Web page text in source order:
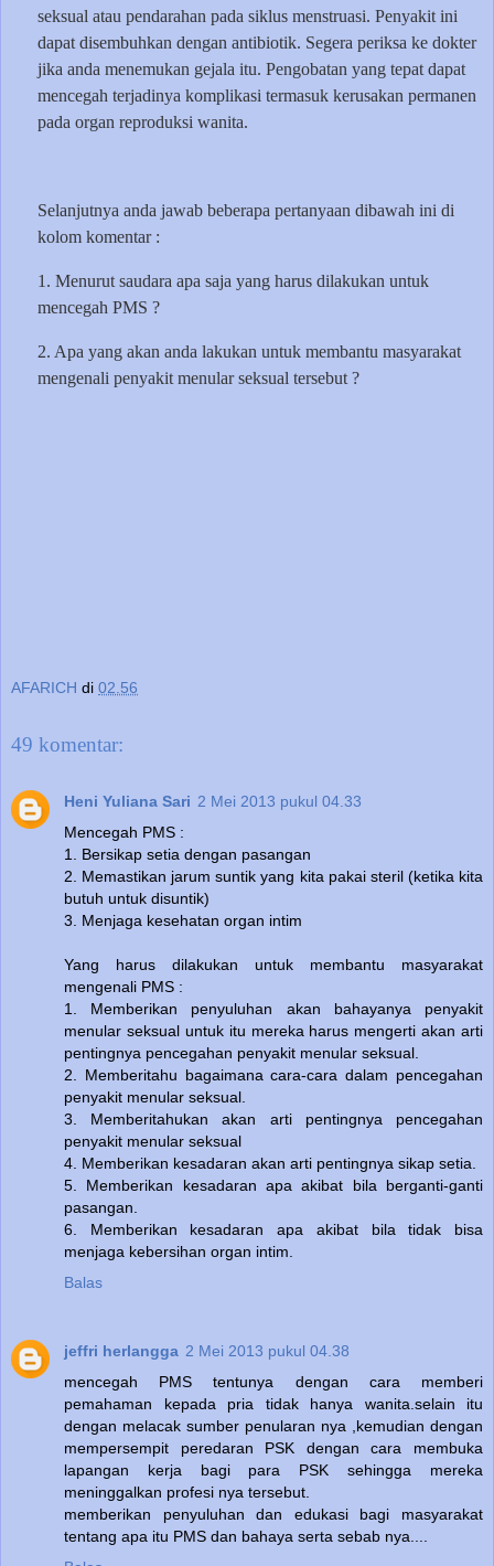
seksual atau pendarahan pada siklus menstruasi. Penyakit ini
dapat disembuhkan dengan antibiotik. Segera periksa ke dokter
jika anda menemukan gejala itu. Pengobatan yang tepat dapat
mencegah terjadinya komplikasi termasuk kerusakan permanen
pada organ reproduksi wanita.
Selanjutnya anda jawab beberapa pertanyaan dibawah ini di
kolom komentar :
1. Menurut saudara apa saja yang harus dilakukan untuk
mencegah PMS ?
2. Apa yang akan anda lakukan untuk membantu masyarakat
mengenali penyakit menular seksual tersebut ?
AFARICH di 02.56
49 komentar:
Heni Yuliana Sari 2 Mei 2013 pukul 04.33
Mencegah PMS :
1. Bersikap setia dengan pasangan
2. Memastikan jarum suntik yang kita pakai steril (ketika kita
butuh untuk disuntik)
3. Menjaga kesehatan organ intim
Yang harus dilakukan untuk membantu masyarakat
mengenali PMS :
1. Memberikan penyuluhan akan bahayanya penyakit
menular seksual untuk itu mereka harus mengerti akan arti
pentingnya pencegahan penyakit menular seksual.
2. Memberitahu bagaimana cara-cara dalam pencegahan
penyakit menular seksual.
3. Memberitahukan akan arti pentingnya pencegahan
penyakit menular seksual
4. Memberikan kesadaran akan arti pentingnya sikap setia.
5. Memberikan kesadaran apa akibat bila berganti-ganti
pasangan.
6. Memberikan kesadaran apa akibat bila tidak bisa
menjaga kebersihan organ intim.
Balas
jeffri herlangga 2 Mei 2013 pukul 04.38
mencegah PMS tentunya dengan cara memberi
pemahaman kepada pria tidak hanya wanita.selain itu
dengan melacak sumber penularan nya ,kemudian dengan
mempersempit peredaran PSK dengan cara membuka
lapangan kerja bagi para PSK sehingga mereka
meninggalkan profesi nya tersebut.
memberikan penyuluhan dan edukasi bagi masyarakat
tentang apa itu PMS dan bahaya serta sebab nya....